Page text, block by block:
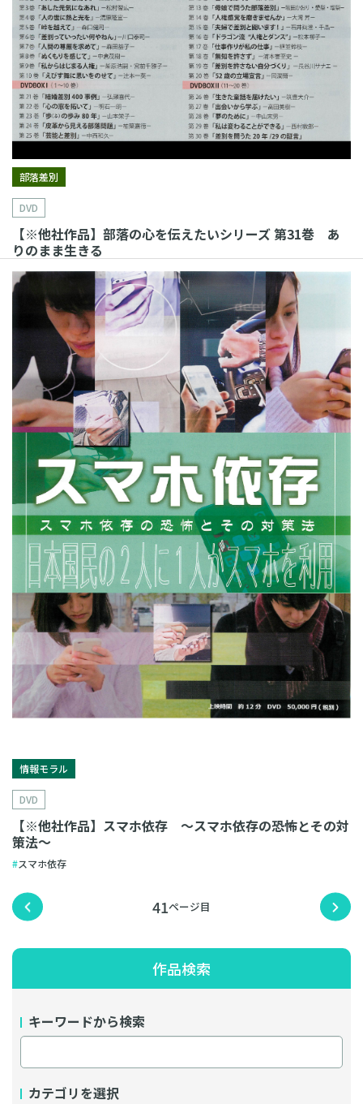
部落差別
DVD
【※他社作品】部落の心を伝えたいシリーズ 第31巻 あ
りのまま生きる
情報モラル
DVD
【※他社作品】スマホ依存 〜スマホ依存の恐怖とその対
策法〜
スマホ依存
41
作品検索
キーワードから検索
カテゴリを選択